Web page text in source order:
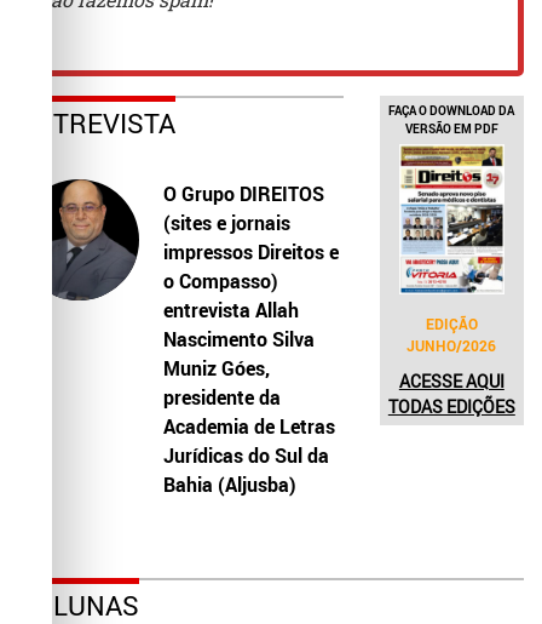
ENTREVISTA
O Grupo DIREITOS
(sites e jornais
impressos Direitos e
o Compasso)
entrevista Allah
Nascimento Silva
Muniz Góes,
presidente da
Academia de Letras
Jurídicas do Sul da
Bahia (Aljusba)
FAÇA O DOWNLOAD DA
VERSÃO EM PDF
EDIÇÃO
JUNHO/2026
ACESSE AQUI
TODAS EDIÇÕES
COLUNAS